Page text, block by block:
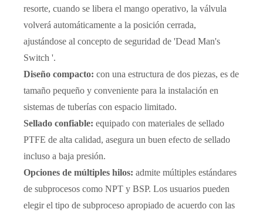
resorte, cuando se libera el mango operativo, la válvula
volverá automáticamente a la posición cerrada,
ajustándose al concepto de seguridad de 'Dead Man's
Switch '.
Diseño compacto: con una estructura de dos piezas, es de
tamaño pequeño y conveniente para la instalación en
sistemas de tuberías con espacio limitado.
Sellado confiable: equipado con materiales de sellado
PTFE de alta calidad, asegura un buen efecto de sellado
incluso a baja presión.
Opciones de múltiples hilos: admite múltiples estándares
de subprocesos como NPT y BSP. Los usuarios pueden
elegir el tipo de subproceso apropiado de acuerdo con las